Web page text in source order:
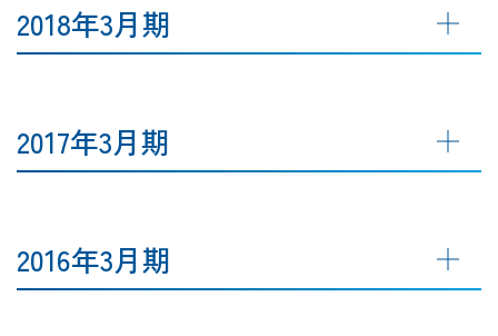
2018年3月期
2017年3月期
2016年3月期